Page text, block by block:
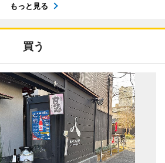
もっと見る
買う